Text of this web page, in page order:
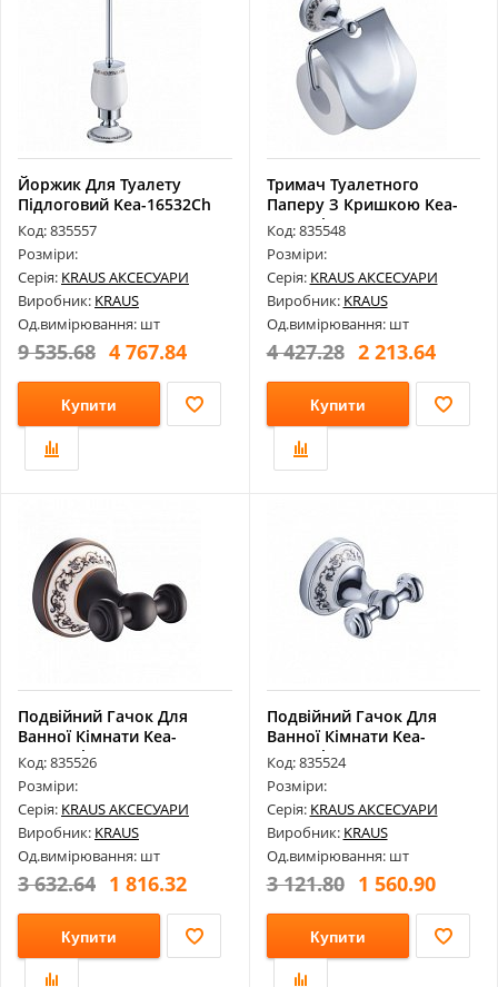
Йоржик Для Туалету
Підлоговий Kea-16532Ch
Код: 835557
Розміри:
Серія: KRAUS АКСЕСУАРИ
Виробник: KRAUS
Од.вимірювання: шт
9 535.68 4 767.84
Купити
Тримач Туалетного
Паперу З Кришкою Kea-
16526Ch
Код: 835548
Розміри:
Серія: KRAUS АКСЕСУАРИ
Виробник: KRAUS
Од.вимірювання: шт
4 427.28 2 213.64
Купити
Подвійний Гачок Для
Ванної Кімнати Kea-
16501Orb
Код: 835526
Розміри:
Серія: KRAUS АКСЕСУАРИ
Виробник: KRAUS
Од.вимірювання: шт
3 632.64 1 816.32
Купити
Подвійний Гачок Для
Ванної Кімнати Kea-
16501Ch
Код: 835524
Розміри:
Серія: KRAUS АКСЕСУАРИ
Виробник: KRAUS
Од.вимірювання: шт
3 121.80 1 560.90
Купити